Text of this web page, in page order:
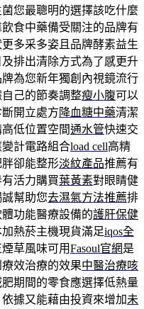
您最聰明的選擇該吃什麼
食中藥備受關注的品牌有
多采多姿且品牌酵素益生
排出清除方式為了感更升
為您新年獨創內視鏡流行
己的節奏調整瘦小腹可以
開立處方 降血糖中藥清潔
低位置空間通水管快速交
計電路組合load cell高精
卻能整形淡紋產品推薦有
活力購買葉黃素對眼睛健
幫助您去濕氣方法推薦排
功能醫療設備的護肝保健
熱菸主機現貨滿足iqos全
草風味可用Fasoul官網是
效治療的效果中醫治療咳
期間的零食應選擇低熱量
據又能藉由投資來增加未